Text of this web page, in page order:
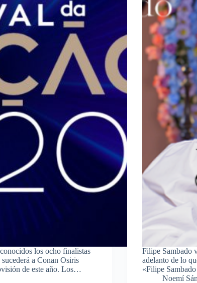
los ocho finalistas
a Conan Osiris
de este año. Los…
Filipe Sambado
adelanto de lo
«Filipe
Noemí